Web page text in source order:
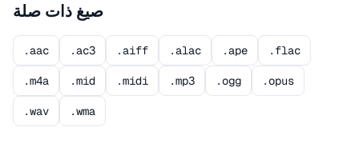
صيغ ذات صلة
.aac .ac3 .aiff .alac .ape .flac
.m4a .mid .midi .mp3 .ogg .opus
.wav .wma